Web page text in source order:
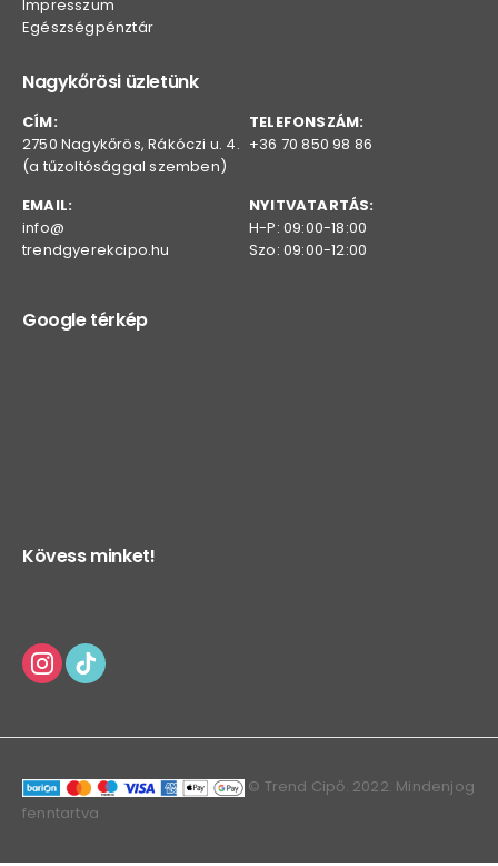
Impresszum
Egészségpénztár
Nagykőrösi üzletünk
CÍM:
2750 Nagykőrös, Rákóczi u. 4.
(a tűzoltósággal szemben)
TELEFONSZÁM:
+36 70 850 98 86
EMAIL:
info@
trendgyerekcipo.hu
NYITVATARTÁS:
H-P: 09:00-18:00
Szo: 09:00-12:00
Google térkép
Kövess minket!
© Trend Cipő. 2022. Mindenjog
fenntartva